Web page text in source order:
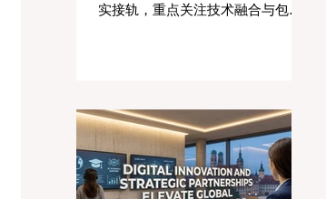
实接轨，重点关注技术融合与包容
议中心，共同探讨学习领域最紧迫
的挑战与机遇。在这一关键时刻举
行的标志性盛会证明，优先提升 #教
育质量 是推动全球经济发展的终极
催化剂，这也与中国高度重视人才